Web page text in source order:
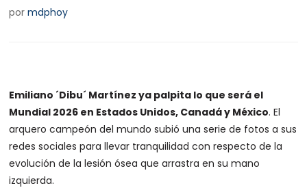
pormdphoy
Emiliano ´Dibu´ Martínez ya palpita lo que será el
Mundial 2026 en Estados Unidos, Canadá y México. El
arquero campeón del mundo subió una serie de fotos a sus
redes sociales para llevar tranquilidad con respecto de la
evolución de la lesión ósea que arrastra en su mano
izquierda.